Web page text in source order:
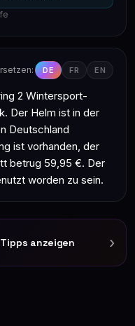
DE FR EN
2 Wintersport-
Der Helm ist in der
Deutschland
ist vorhanden, der
betrug 59,95 €. Der
worden zu sein.
anzeigen ›